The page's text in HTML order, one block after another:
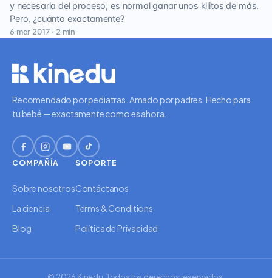
y necesaria del proceso, es normal ganar unos kilitos de más.
Pero, ¿cuánto exactamente?
6 mar 2017 · 2 min
Recomendado por pediatras. Amado por padres. Hecho para
tu bebé — exactamente como es ahora.
COMPAÑÍA
Sobre nosotros
La ciencia
Blog
SOPORTE
Contáctanos
Terms & Conditions
Política de Privacidad